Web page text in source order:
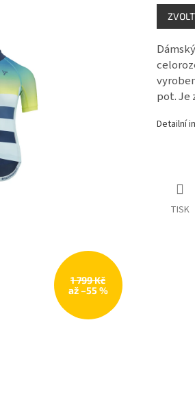
1 799 Kč
až –55 %
Měrná
cena:
pot. Je
Detailní
TISK